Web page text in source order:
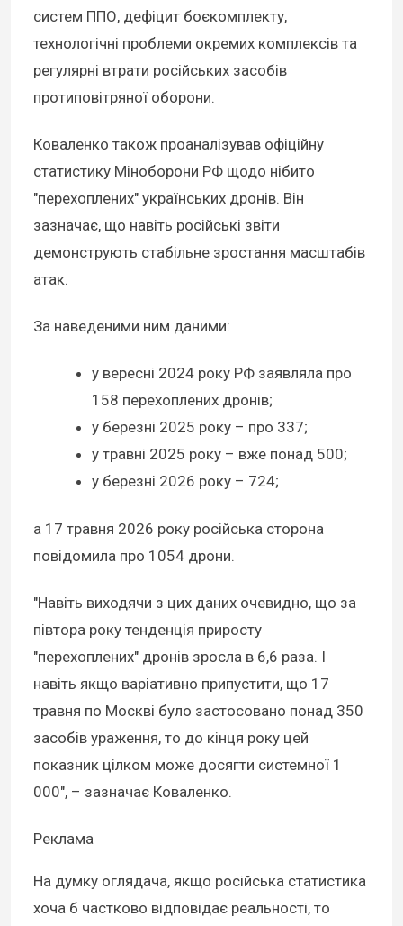
систем ППО, дефіцит боєкомплекту,
технологічні проблеми окремих комплексів та
регулярні втрати російських засобів
протиповітряної оборони.
Коваленко також проаналізував офіційну
статистику Міноборони РФ щодо нібито
"перехоплених" українських дронів. Він
зазначає, що навіть російські звіти
демонструють стабільне зростання масштабів
атак.
За наведеними ним даними:
у вересні 2024 року РФ заявляла про
158 перехоплених дронів;
у березні 2025 року – про 337;
у травні 2025 року – вже понад 500;
у березні 2026 року – 724;
а 17 травня 2026 року російська сторона
повідомила про 1054 дрони.
"Навіть виходячи з цих даних очевидно, що за
півтора року тенденція приросту
"перехоплених" дронів зросла в 6,6 раза. І
навіть якщо варіативно припустити, що 17
травня по Москві було застосовано понад 350
засобів ураження, то до кінця року цей
показник цілком може досягти системної 1
000", – зазначає Коваленко.
Реклама
На думку оглядача, якщо російська статистика
хоча б частково відповідає реальності, то